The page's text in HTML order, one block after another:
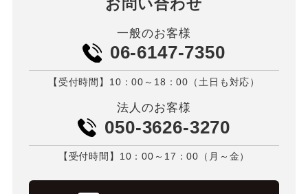
お問い合わせ
一般のお客様
06-6147-7350
【受付時間】10：00～18：00（土日も対応）
法人のお客様
050-3626-3270
【受付時間】10：00～17：00（月～金）